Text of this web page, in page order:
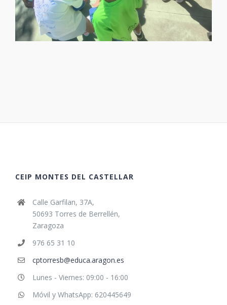
CEIP MONTES DEL CASTELLAR
Calle Garfilan, 37A,
50693 Torres de Berrellén,
Zaragoza
976 65 31 10
cptorresb@educa.aragon.es
Lunes - Viernes: 09:00 - 16:00
Móvil y WhatsApp: 620445649